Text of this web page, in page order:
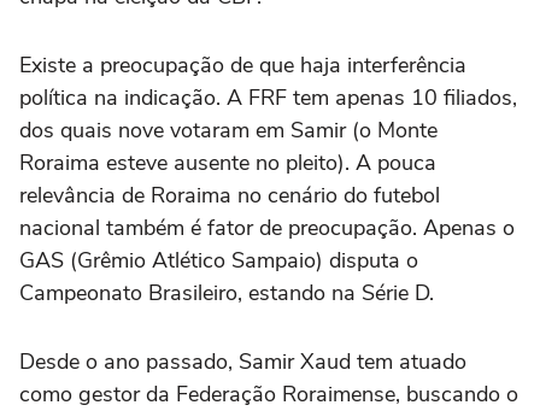
Existe a preocupação de que haja interferência
política na indicação. A FRF tem apenas 10 filiados,
dos quais nove votaram em Samir (o Monte
Roraima esteve ausente no pleito). A pouca
relevância de Roraima no cenário do futebol
nacional também é fator de preocupação. Apenas o
GAS (Grêmio Atlético Sampaio) disputa o
Campeonato Brasileiro, estando na Série D.
Desde o ano passado, Samir Xaud tem atuado
como gestor da Federação Roraimense, buscando o